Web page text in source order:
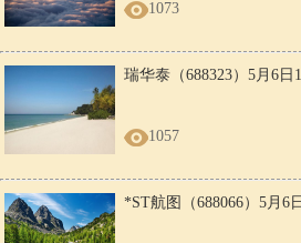
1073
瑞华泰（688323）5月6日
1057
*ST航图（688066）5月6